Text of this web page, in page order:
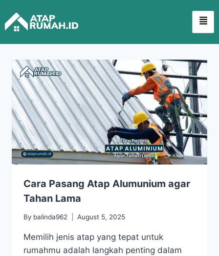
Cara Pasang Atap Alumunium agar
Tahan Lama
By balinda962 August 5, 2025
Memilih jenis atap yang tepat untuk
rumahmu adalah langkah penting dalam